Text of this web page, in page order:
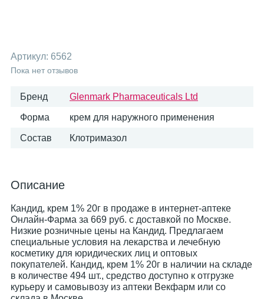
Артикул: 6562
Пока нет отзывов
Бренд Glenmark Pharmaceuticals Ltd
Форма крем для наружного применения
Состав Клотримазол
Описание
Кандид, крем 1% 20г в продаже в интернет-аптеке
Онлайн-Фарма за 669 руб. с доставкой по Москве.
Низкие розничные цены на Кандид. Предлагаем
специальные условия на лекарства и лечебную
косметику для юридических лиц и оптовых
покупателей. Кандид, крем 1% 20г в наличии на складе
в количестве 494 шт., средство доступно к отгрузке
курьеру и самовывозу из аптеки Векфарм или со